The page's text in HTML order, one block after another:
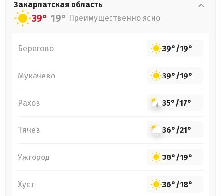
Закарпатская область
39° 19° Преимущественно ясно
Берегово 39°/19°
Мукачево 39°/19°
Рахов 35°/17°
Тячев 36°/21°
Ужгород 38°/19°
Хуст 36°/18°